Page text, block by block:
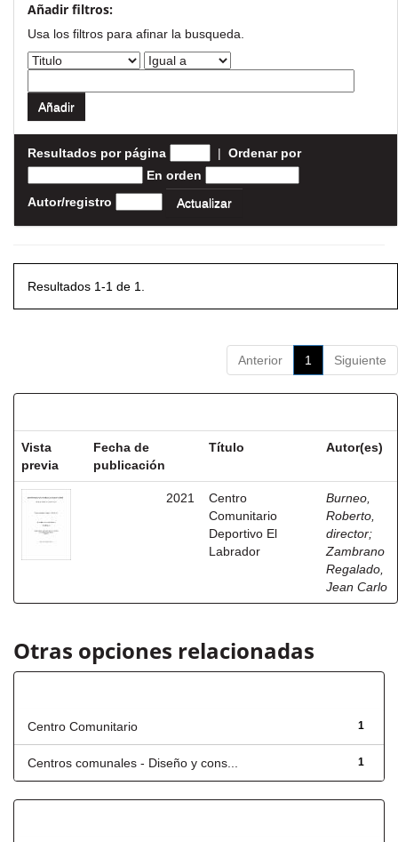
Añadir filtros:
Usa los filtros para afinar la busqueda.
Resultados por página | Ordenar por
En orden
Autor/registro
Resultados 1-1 de 1.
Anterior 1 Siguiente
Vista
previa
Fecha de
publicación
Título Autor(es)
2021
Centro
Comunitario
Deportivo El
Labrador
Burneo,
Roberto,
director;
Zambrano
Regalado,
Jean Carlo
Otras opciones relacionadas
1
Centro Comunitario
1
Centros comunales - Diseño y cons...